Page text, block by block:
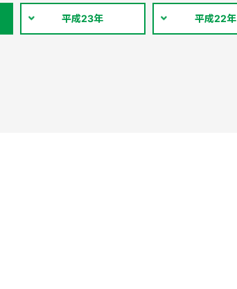
平成23年 平成22年